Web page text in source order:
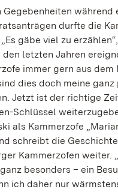
Gegebenheiten während
durfte die
gäbe viel zu
den letzten Jahren
immer gern aus dem
dies doch meine ganz
Jetzt ist der richtige
Schlüssel
als Kammerzofe
schreibt die
Kammerzofen weiter.
besonders – ein
ich daher nur